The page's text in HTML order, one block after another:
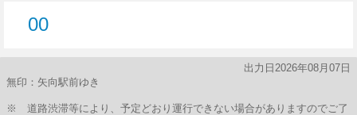
00
出力日2026年08月07日
無印：矢向駅前ゆき
※ 道路渋滞等により、予定どおり運行できない場合がありますのでご了